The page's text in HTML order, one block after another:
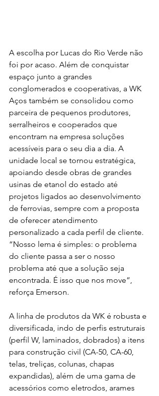
A escolha por Lucas do Rio Verde não
foi por acaso. Além de conquistar
espaço junto a grandes
conglomerados e cooperativas, a WK
Aços também se consolidou como
parceira de pequenos produtores,
serralheiros e cooperados que
encontram na empresa soluções
acessíveis para o seu dia a dia. A
unidade local se tornou estratégica,
apoiando desde obras de grandes
usinas de etanol do estado até
projetos ligados ao desenvolvimento
de ferrovias, sempre com a proposta
de oferecer atendimento
personalizado a cada perfil de cliente.
“Nosso lema é simples: o problema
do cliente passa a ser o nosso
problema até que a solução seja
encontrada. É isso que nos move”,
reforça Emerson.
A linha de produtos da WK é robusta e
diversificada, indo de perfis estruturais
(perfil W, laminados, dobrados) a itens
para construção civil (CA-50, CA-60,
telas, treliças, colunas, chapas
expandidas), além de uma gama de
acessórios como eletrodos, arames